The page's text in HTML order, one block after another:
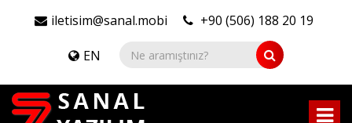
iletisim@sanal.mobi +90 (506) 188 20 19
EN